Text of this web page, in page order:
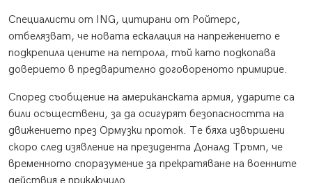
Специалисти от ING, цитирани от Ройтерс,
отбелязват, че новата ескалация на напрежението е
подкрепила цените на петрола, тъй като подкопава
доверието в предварително договореното примирие.
Според съобщение на американската армия, ударите са
били осъществени, за да осигурят безопасността на
движението през Ормузки проток. Те бяха извършени
скоро след изявление на президента Доналд Тръмп, че
временното споразумение за прекратяване на военните